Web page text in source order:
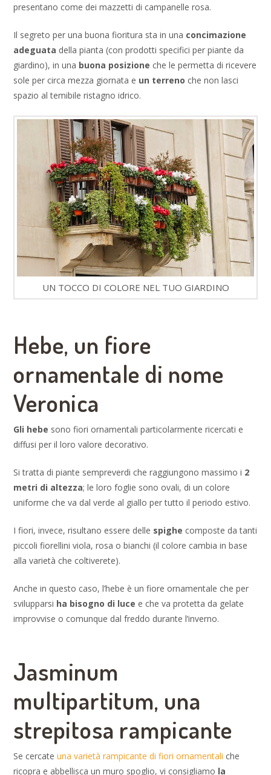
presentano come dei mazzetti di campanelle rosa.
Il segreto per una buona fioritura sta in una concimazione
adeguata della pianta (con prodotti specifici per piante da
giardino), in una buona posizione che le permetta di ricevere
sole per circa mezza giornata e un terreno che non lasci
spazio al temibile ristagno idrico.
UN TOCCO DI COLORE NEL TUO GIARDINO
Hebe, un fiore
ornamentale di nome
Veronica
Gli hebe sono fiori ornamentali particolarmente ricercati e
diffusi per il loro valore decorativo.
Si tratta di piante sempreverdi che raggiungono massimo i 2
metri di altezza; le loro foglie sono ovali, di un colore
uniforme che va dal verde al giallo per tutto il periodo estivo.
I fiori, invece, risultano essere delle spighe composte da tanti
piccoli fiorellini viola, rosa o bianchi (il colore cambia in base
alla varietà che coltiverete).
Anche in questo caso, l’hebe è un fiore ornamentale che per
svilupparsi ha bisogno di luce e che va protetta da gelate
improvvise o comunque dal freddo durante l’inverno.
Jasminum
multipartitum, una
strepitosa rampicante
Se cercateuna varietà rampicante di fiori ornamentali che
ricopra e abbellisca un muro spoglio, vi consigliamo la